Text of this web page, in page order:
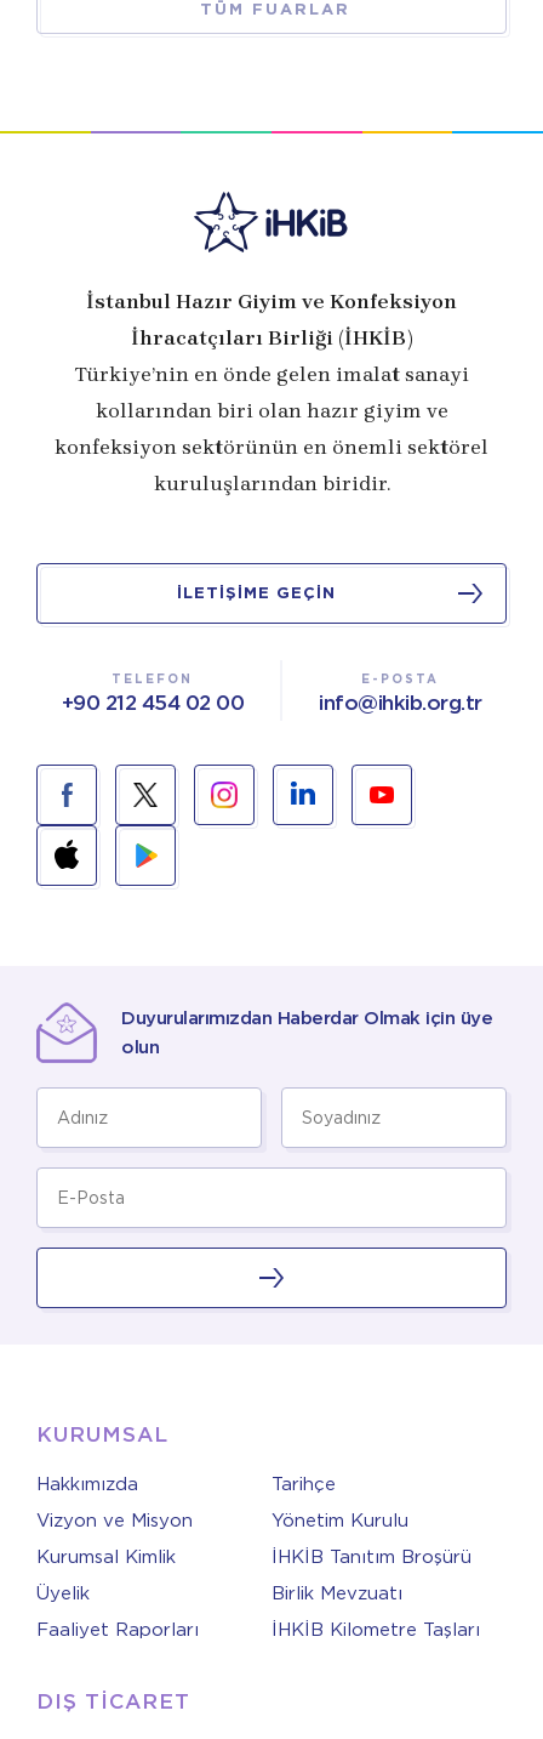
TÜM FUARLAR
İstanbul Hazır Giyim ve Konfeksiyon
İhracatçıları Birliği (İHKİB)
Türkiye’nin en önde gelen imalat sanayi
kollarından biri olan hazır giyim ve
konfeksiyon sektörünün en önemli sektörel
kuruluşlarından biridir.
İLETİŞİME GEÇİN
TELEFON
+90 212 454 02 00
E-POSTA
info@ihkib.org.tr
Duyurularımızdan Haberdar Olmak için üye
olun
KURUMSAL
Hakkımızda
Tarihçe
Vizyon ve Misyon
Yönetim Kurulu
Kurumsal Kimlik
İHKİB Tanıtım Broşürü
Üyelik
Birlik Mevzuatı
Faaliyet Raporları
İHKİB Kilometre Taşları
DIŞ TİCARET